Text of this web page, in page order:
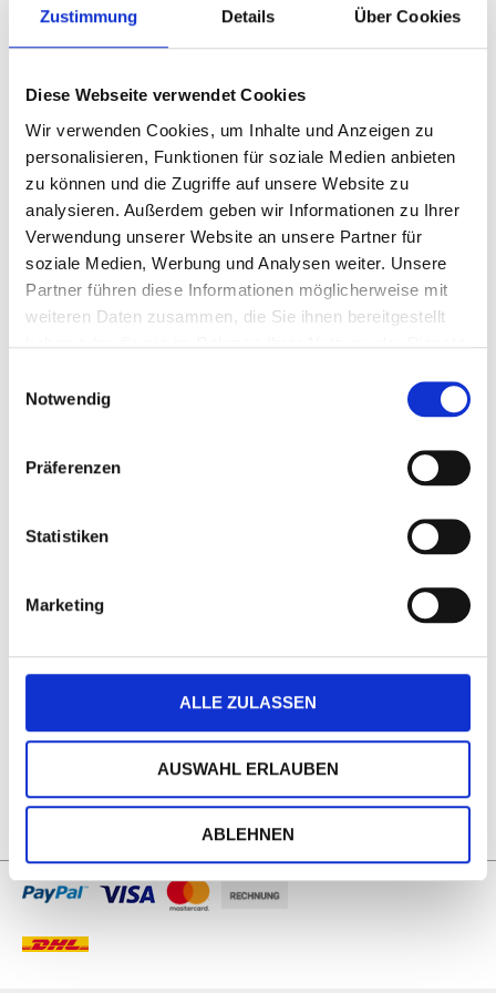
Zustimmung Details Über Cookies
Diese Webseite verwendet Cookies
Wir verwenden Cookies, um Inhalte und Anzeigen zu
personalisieren, Funktionen für soziale Medien anbieten
zu können und die Zugriffe auf unsere Website zu
analysieren. Außerdem geben wir Informationen zu Ihrer
Verwendung unserer Website an unsere Partner für
soziale Medien, Werbung und Analysen weiter. Unsere
Partner führen diese Informationen möglicherweise mit
weiteren Daten zusammen, die Sie ihnen bereitgestellt
Notwendig
Präferenzen
Statistiken
Marketing
ALLE ZULASSEN
AUSWAHL ERLAUBEN
ABLEHNEN
der
Bildergalerie
springen
Art.-Nr.
P0333
Feiner Christstollen - ein königlicher Genuss
Informationen zu enthaltenen Lebensmitteln
zur Zeit nicht verfügbar
DETAILS
750 g feiner Christstollen mit Rosinen, Orangeat und
Zitronat ist ein königlicher Genuss. Jeder Stollen wird zur
Silberfolie gepackt und mit einer Banderole versehen.
Maße: ca. 24 x 11,5 x 6,5 cm. Gewicht: ca. 0,8 kg.